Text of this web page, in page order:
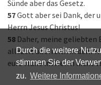
Durch die weitere
stimmen Sie der
zu. Weitere
Sünde aber das Gesetz.
57Gott aber sei Dank, der
Herrn Jesus Christus!
58 Daher, meine geliebten
allezeit überreich in dem
eure Mühe im Herrn nicht